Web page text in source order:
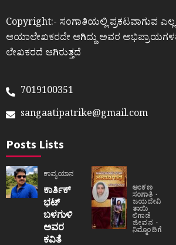
Copyright:- ಸಂಗಾತಿಯಲ್ಲಿ ಪ್ರಕಟವಾಗುವ ಎಲ್ಲ
ಆಯಾಲೇಖಕರದೇ ಆಗಿದ್ದು ಅವರ
ಲೇಖಕರದೆ ಆಗಿರುತ್ತದೆ
7019100351
sangaatipatrike@gmail.com
Posts Lists
ಕಾವ್ಯಯಾನ
ಕಾರ್ತಿಕ್
ಭಟ್
ಬಳಗುಳಿ
ಅವರ
ಕವಿತೆ
ಅಂಕಣ
ಸಂಗಾತಿ
ಜಯದೇವಿ
ತಾಯಿ
ಲಿಗಾಡೆ
ಜೀವನ
ನಿಮ್ಮೊಂದಿಗೆ